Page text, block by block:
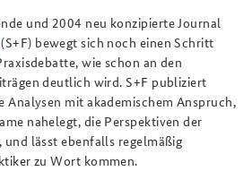
und 2004 neu konzipierte Journal
(S+F) bewegt sich noch einen Schritt
wie schon an den
deutlich wird. S+F publiziert
mit akademischem Anspruch,
nahelegt, die Perspektiven der
lässt ebenfalls regelmäßig
zu Wort kommen.